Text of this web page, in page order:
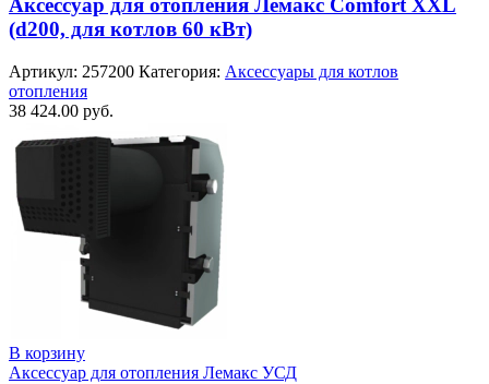
Аксессуар для отопления Лемакс Comfort XXL
(d200, для котлов 60 кВт)
Артикул: 257200 Категория: Аксессуары для котлов
отопления
38 424.00 руб.
В корзину
Аксессуар для отопления Лемакс УСД